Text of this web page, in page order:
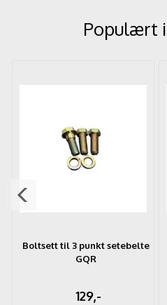
Populært i
Boltsett til 3 punkt setebelte
GQR
129,-